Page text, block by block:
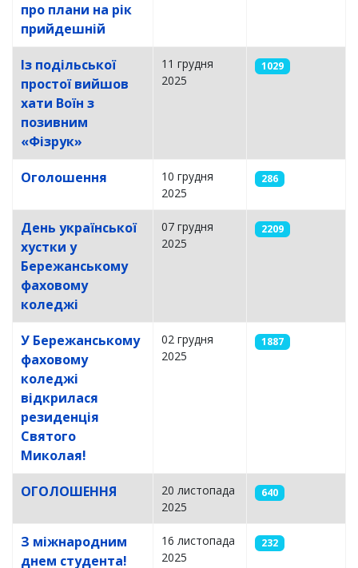
про плани на рік
прийдешній
Із подільської
простої вийшов
хати Воїн з
позивним
«Фізрук»
11 грудня
2025
1029
Оголошення
10 грудня
2025
286
День української
хустки у
Бережанському
фаховому
коледжі
07 грудня
2025
2209
У Бережанському
фаховому
коледжі
відкрилася
резиденція
Святого
Миколая!
02 грудня
2025
1887
ОГОЛОШЕННЯ
20 листопада
2025
640
З міжнародним
днем студента!
16 листопада
2025
232